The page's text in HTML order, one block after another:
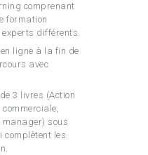
comprenant
formation
différents.
ligne à la fin de
avec
3 livres (Action
commerciale,
manager) sous
complètent les